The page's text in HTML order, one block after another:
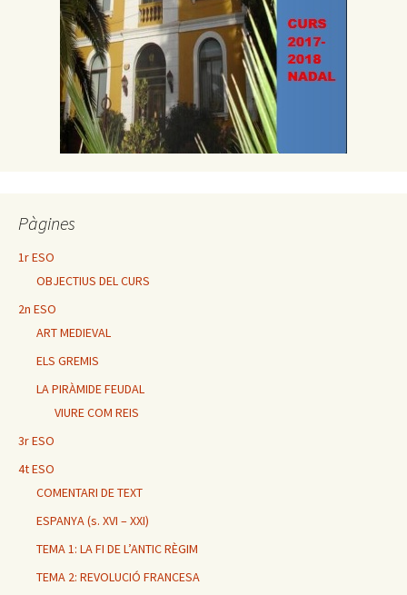
Pàgines
1r ESO
OBJECTIUS DEL CURS
2n ESO
ART MEDIEVAL
ELS GREMIS
LA PIRÀMIDE FEUDAL
VIURE COM REIS
3r ESO
4t ESO
COMENTARI DE TEXT
ESPANYA (s. XVI – XXI)
TEMA 1: LA FI DE L’ANTIC RÈGIM
TEMA 2: REVOLUCIÓ FRANCESA